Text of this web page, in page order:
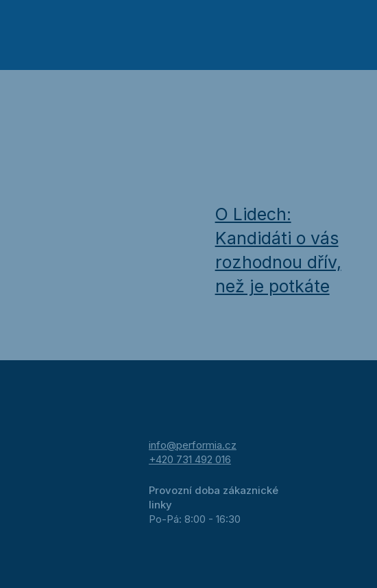
O Lidech:
Kandidáti o vás
rozhodnou dřív,
než je potkáte
info@performia.cz
+420 731 492 016
Provozní doba zákaznické
linky
Po-Pá: 8:00 - 16:30